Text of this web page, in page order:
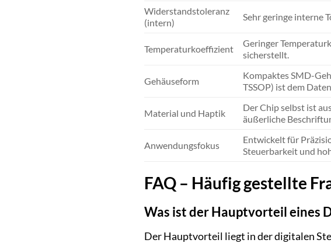
Widerstandstoleranz
(intern)
Sehr geringe interne
Temperaturkoeffizient
Geringer
sicherstellt.
Gehäuseform
Kompaktes SMD-
TSSOP) ist dem
Material und Haptik
Der Chip selbst ist
äußerliche
Anwendungsfokus
Entwickelt für
Steuerbarkeit und
FAQ – Häufig gestellte
Was ist der Hauptvorteil eines
Der Hauptvorteil liegt in der digitalen